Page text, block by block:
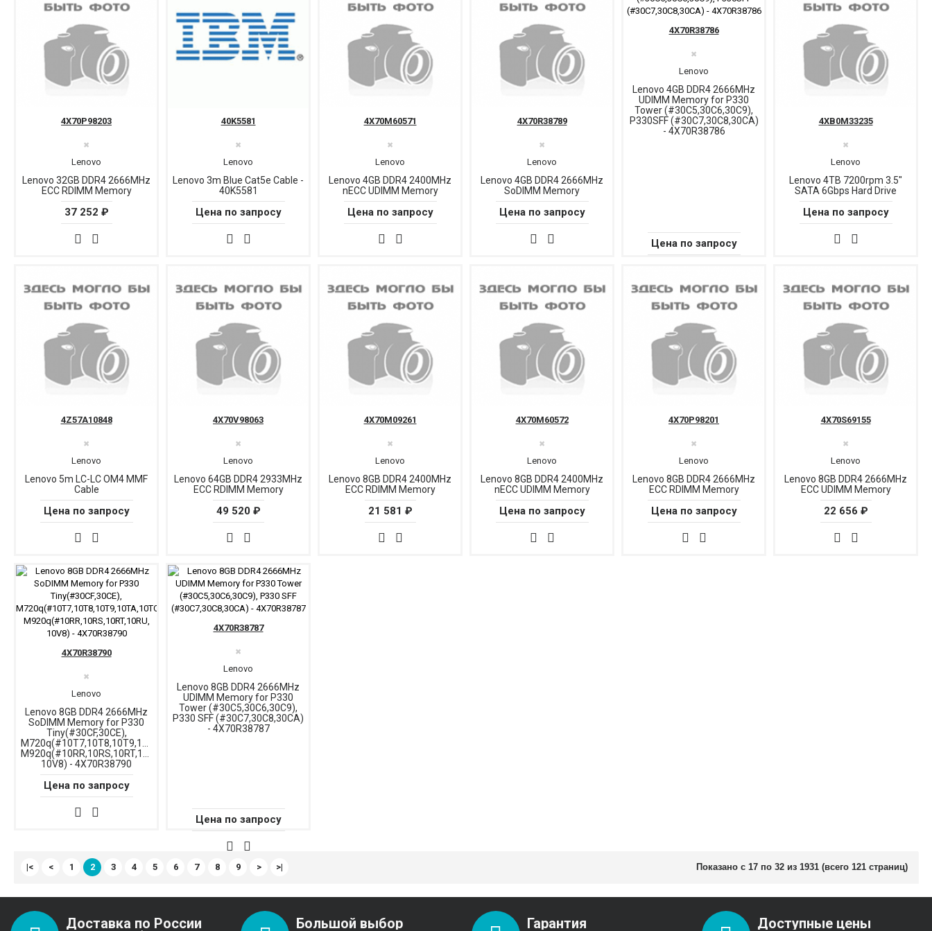
Lenovo 32GB DDR4 2666MHz
ECC RDIMM Memory
Lenovo
✖
4X70P98203
37 252 ₽
Lenovo 3m Blue Cat5e Cable -
40K5581
Lenovo
✖
40K5581
Цена по запросу
Lenovo 4GB DDR4 2400MHz
nECC UDIMM Memory
Lenovo
✖
4X70M60571
Цена по запросу
Lenovo 4GB DDR4 2666MHz
SoDIMM Memory
Lenovo
✖
4X70R38789
Цена по запросу
Lenovo 4GB DDR4 2666MHz
UDIMM Memory for P330
Tower (#30C5,30C6,30C9),
P330SFF (#30C7,30C8,30CA)
- 4X70R38786
Lenovo
✖
4X70R38786
Цена по запросу
Lenovo 4TB 7200rpm 3.5"
SATA 6Gbps Hard Drive
Lenovo
✖
4XB0M33235
Цена по запросу
Lenovo 5m LC-LC OM4 MMF
Cable
Lenovo
✖
4Z57A10848
Цена по запросу
Lenovo 64GB DDR4 2933MHz
ECC RDIMM Memory
Lenovo
✖
4X70V98063
49 520 ₽
Lenovo 8GB DDR4 2400MHz
ECC RDIMM Memory
Lenovo
✖
4X70M09261
21 581 ₽
Lenovo 8GB DDR4 2400MHz
nECC UDIMM Memory
Lenovo
✖
4X70M60572
Цена по запросу
Lenovo 8GB DDR4 2666MHz
ECC RDIMM Memory
Lenovo
✖
4X70P98201
Цена по запросу
Lenovo 8GB DDR4 2666MHz
ECC UDIMM Memory
Lenovo
✖
4X70S69155
22 656 ₽
Lenovo 8GB DDR4 2666MHz
SoDIMM Memory for P330
Tiny(#30CF,30CE),
M720q(#10T7,10T8,10T9,10TA,10TC),
M920q(#10RR,10RS,10RT,10RU,
10V8) - 4X70R38790
Lenovo
✖
4X70R38790
Цена по запросу
Lenovo 8GB DDR4 2666MHz
UDIMM Memory for P330
Tower (#30C5,30C6,30C9),
P330 SFF (#30C7,30C8,30CA)
- 4X70R38787
Lenovo
✖
4X70R38787
Цена по запросу
|< < 1 2 3 4 5 6 7 8 9 > >| Показано с 17 по 32 из 1931 (всего 121 страниц)
Доставка по России Большой выбор Гарантия Доступные цены